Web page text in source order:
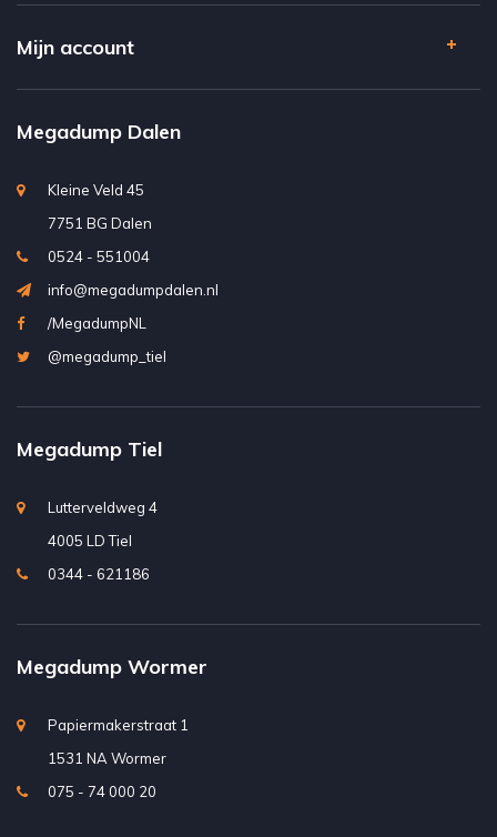
Mijn account
Megadump Dalen
Kleine Veld 45
7751 BG Dalen
0524 - 551004
info@megadumpdalen.nl
/MegadumpNL
@megadump_tiel
Megadump Tiel
Lutterveldweg 4
4005 LD Tiel
0344 - 621186
Megadump Wormer
Papiermakerstraat 1
1531 NA Wormer
075 - 74 000 20